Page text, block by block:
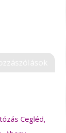
Cegléd,